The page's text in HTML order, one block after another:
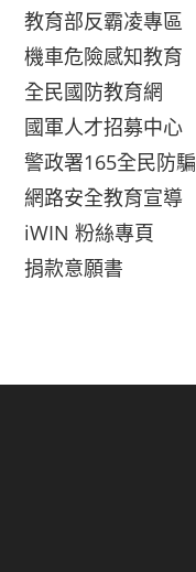
教育部反霸凌專區
機車危險感知教育
全民國防教育網
國軍人才招募中心
警政署165全民防騙
網路安全教育宣導
iWIN 粉絲專頁
捐款意願書